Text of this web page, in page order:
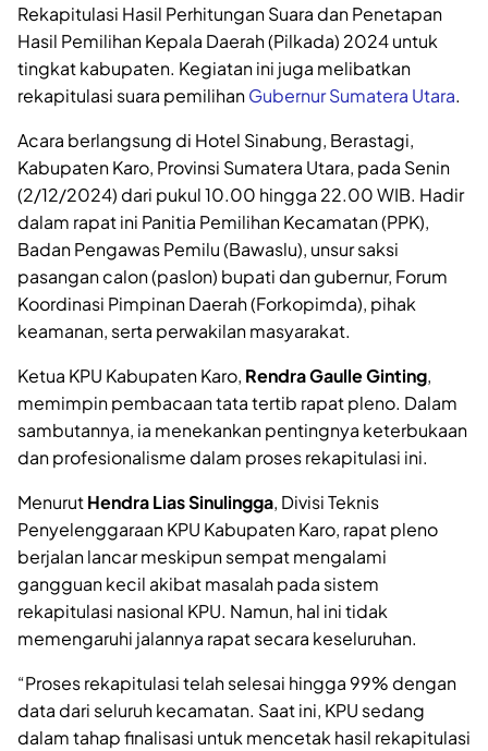
Rekapitulasi Hasil Perhitungan Suara dan Penetapan
Hasil Pemilihan Kepala Daerah (Pilkada) 2024 untuk
tingkat kabupaten. Kegiatan ini juga melibatkan
rekapitulasi suara pemilihanGubernur Sumatera Utara.
Acara berlangsung di Hotel Sinabung, Berastagi,
Kabupaten Karo, Provinsi Sumatera Utara, pada Senin
(2/12/2024) dari pukul 10.00 hingga 22.00 WIB. Hadir
dalam rapat ini Panitia Pemilihan Kecamatan (PPK),
Badan Pengawas Pemilu (Bawaslu), unsur saksi
pasangan calon (paslon) bupati dan gubernur, Forum
Koordinasi Pimpinan Daerah (Forkopimda), pihak
keamanan, serta perwakilan masyarakat.
Ketua KPU Kabupaten Karo, Rendra Gaulle Ginting,
memimpin pembacaan tata tertib rapat pleno. Dalam
sambutannya, ia menekankan pentingnya keterbukaan
dan profesionalisme dalam proses rekapitulasi ini.
MenurutHendra Lias Sinulingga, Divisi Teknis
Penyelenggaraan KPU Kabupaten Karo, rapat pleno
berjalan lancar meskipun sempat mengalami
gangguan kecil akibat masalah pada sistem
rekapitulasi nasional KPU. Namun, hal ini tidak
memengaruhi jalannya rapat secara keseluruhan.
“Proses rekapitulasi telah selesai hingga 99% dengan
data dari seluruh kecamatan. Saat ini, KPU sedang
dalam tahap finalisasi untuk mencetak hasil rekapitulasi